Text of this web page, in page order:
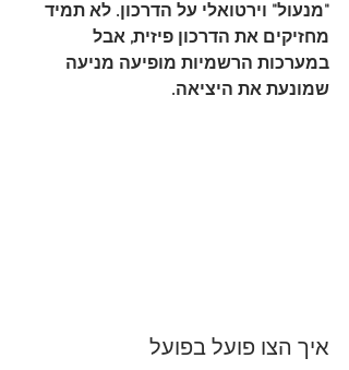
"מנעול" וירטואלי על הדרכון. לא תמיד
מחזיקים את הדרכון פיזית, אבל
במערכות הרשמיות מופיעה מניעה
שמונעת את היציאה.
איך הצו פועל בפועל